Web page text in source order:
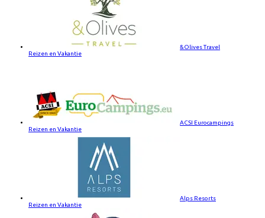
&Olives Travel
Reizen en Vakantie
ACSI Eurocampings
Reizen en Vakantie
Alps Resorts
Reizen en Vakantie